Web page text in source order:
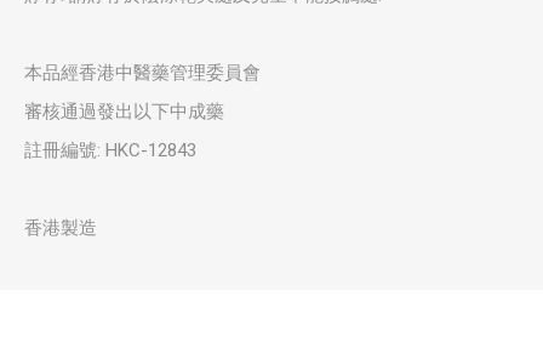
本品經香港中醫藥管理委員會
審核通過發出以下中成藥
註冊編號: HKC-12843
香港製造